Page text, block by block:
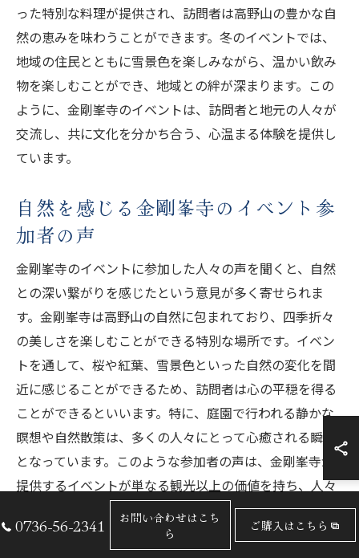
った特別な料理が提供され、訪問者は高野山の豊かな自
然の恵みを味わうことができます。冬のイベントでは、
地域の住民とともに雪景色を楽しみながら、温かい飲み
物を楽しむことができ、地域との絆が深まります。この
ように、金剛峯寺のイベントは、訪問者と地元の人々が
交流し、共に文化を分かち合う、心温まる体験を提供し
ています。
自然を感じる金剛峯寺のイベント参
加者の声
金剛峯寺のイベントに参加した人々の声を聞くと、自然
との深い繋がりを感じたという意見が多く寄せられま
す。金剛峯寺は高野山の自然に包まれており、四季折々
の美しさを楽しむことができる特別な場所です。イベン
トを通して、桜や紅葉、雪景色といった自然の変化を間
近に感じることができるため、訪問者は心の平穏を得る
ことができるといいます。特に、庭園で行われる静かな
瞑想や自然散策は、多くの人々にとって心癒される瞬間
となっています。このような参加者の声は、金剛峯寺が
提供するイベントが単なる観光以上の価値を持ち、人々
に心の安らぎと新たな気づきを与えている証と言えるで
しょう。
0736-56-2341
お問い合わせはこち
ら
ご購入はこちら